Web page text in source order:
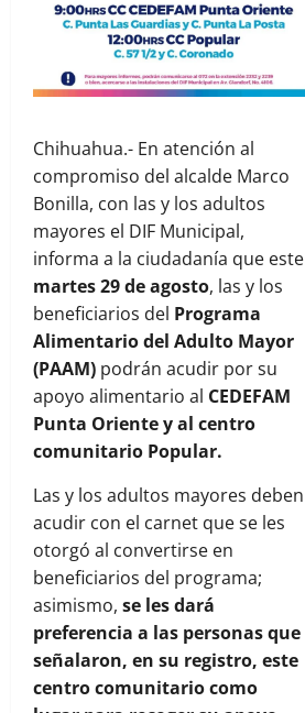
Chihuahua.- En atención al
compromiso del alcalde Marco
Bonilla, con las y los adultos
mayores el DIF Municipal,
informa a la ciudadanía que este
martes 29 de agosto, las y los
beneficiarios del Programa
Alimentario del Adulto Mayor
(PAAM) podrán acudir por su
apoyo alimentario al CEDEFAM
Punta Oriente y al centro
comunitario Popular.
Las y los adultos mayores deben
acudir con el carnet que se les
otorgó al convertirse en
beneficiarios del programa;
asimismo, se les dará
preferencia a las personas que
señalaron, en su registro, este
centro comunitario como